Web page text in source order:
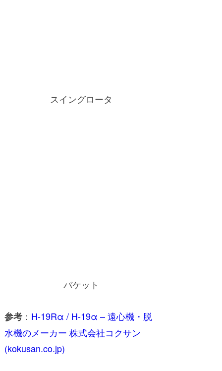
スイングロータ
バケット
参考： H-19Rα / H-19α – 遠心機・脱
水機のメーカー 株式会社コクサン
(kokusan.co.jp)